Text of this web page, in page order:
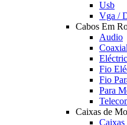
Usb
Vga /
Cabos Em
Audio
Coaxial
Fio
Fio
Para
Caixas de
Caixas